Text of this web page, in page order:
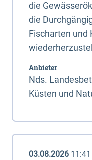
die
die
Fischarten und
Anbieter
Nds.
Küsten und
03.08.2026 11:41